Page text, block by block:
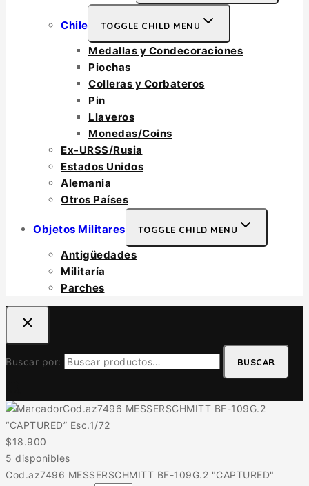
Chile TOGGLE CHILD MENU
Medallas y Condecoraciones
Piochas
Colleras y Corbateros
Pin
Llaveros
Monedas/Coins
Ex-URSS/Rusia
Estados Unidos
Alemania
Otros Países
Objetos Militares TOGGLE CHILD MENU
Antigüedades
Militaría
Parches
Buscar por: BUSCAR
Cod.az7496 MESSERSCHMITT BF-109G.2
“CAPTURED” Esc.1/72
$18.900
5 disponibles
Cod.az7496 MESSERSCHMITT BF-109G.2 "CAPTURED"